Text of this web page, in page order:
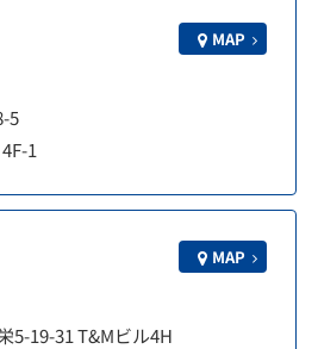
MAP
5
1
MAP
5-19-31 T&Mビル4H